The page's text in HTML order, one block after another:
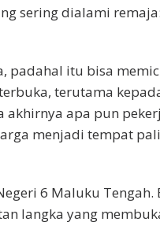
sering dialami remaja:
padahal itu bisa
terutama
akhirnya apa pun
menjadi tempat
6 Maluku Tengah.
langka yang